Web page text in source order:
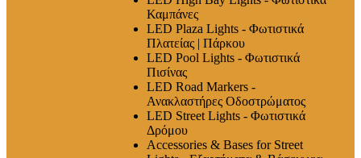
Καμπάνες
LED Plaza Lights - Φωτιστικά
Πλατείας | Πάρκου
LED Pool Lights - Φωτιστικά
Πισίνας
LED Road Markers -
Ανακλαστήρες Οδοστρώματος
LED Street Lights - Φωτιστικά
Δρόμου
Accessories & Bases for Street